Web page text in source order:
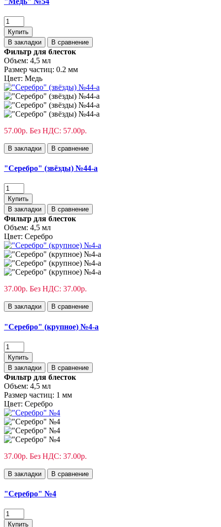
Купить
В закладки
В сравнение
Фильтр для блесток
Объем: 4,5 мл
Размер частиц: 0.2 мм
Цвет: Медь
57.00р. Без НДС: 57.00р.
В закладки В сравнение
"Серебро" (звёзды) №44-а
Купить
В закладки
В сравнение
Фильтр для блесток
Объем: 4,5 мл
Цвет: Серебро
37.00р. Без НДС: 37.00р.
В закладки В сравнение
"Серебро" (крупное) №4-а
Купить
В закладки
В сравнение
Фильтр для блесток
Объем: 4,5 мл
Размер частиц: 1 мм
Цвет: Серебро
37.00р. Без НДС: 37.00р.
В закладки В сравнение
"Серебро" №4
Купить